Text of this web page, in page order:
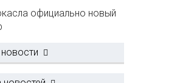
официально новый